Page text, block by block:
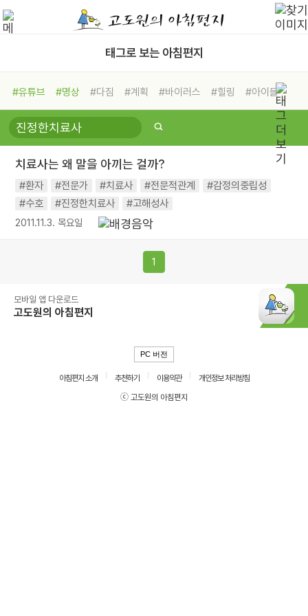
태그로 보는 아침편지
#유튜브 #명상 #다짐 #계획 #바이러스 #힐링
#아이들
#비전캠프
#독서캠프 #삶
#희망
#나눔 #친구 #링컨학교
#독서
#건강 #면역력
치료사는 왜 말을 아끼는 걸까?
#환자 #전문가 #치료사 #전문적관계
#감정의중립성
#수호
#진정한치료사 #고해성사
2011.11.3. 목요일
1
모바일 앱 다운로드
고도원의 아침편지
PC 버전
아침편지 소개 추천하기 이용약관
개인정보 처리방침
ⓒ 고도원의 아침편지